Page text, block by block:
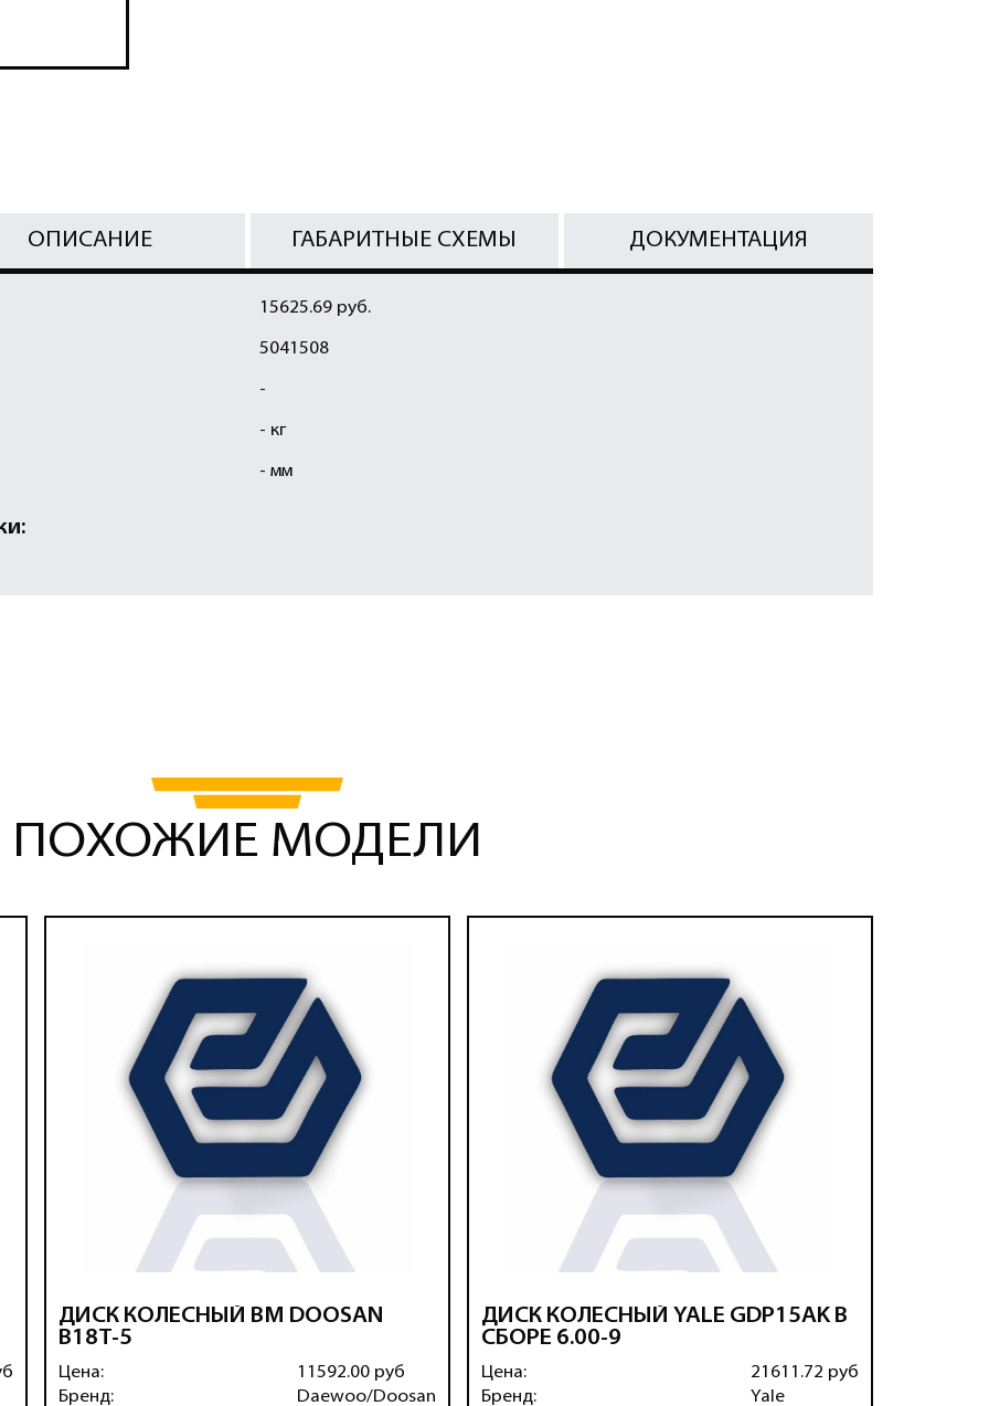
ОПИСАНИЕ ГАБАРИТНЫЕ СХЕМЫ ДОКУМЕНТАЦИЯ
15625.69 руб.
5041508
-
- кг
- мм
ПОХОЖИЕ МОДЕЛИ
ДИСК КОЛЕСНЫЙ ВМ DOOSAN
B18T-5
Цена:
Бренд:
11592.00 руб
Daewoo/Doosan
ДИСК КОЛЕСНЫЙ YALE GDP15AK В
СБОРЕ 6.00-9
Цена:
Бренд:
21611.72 руб
Yale